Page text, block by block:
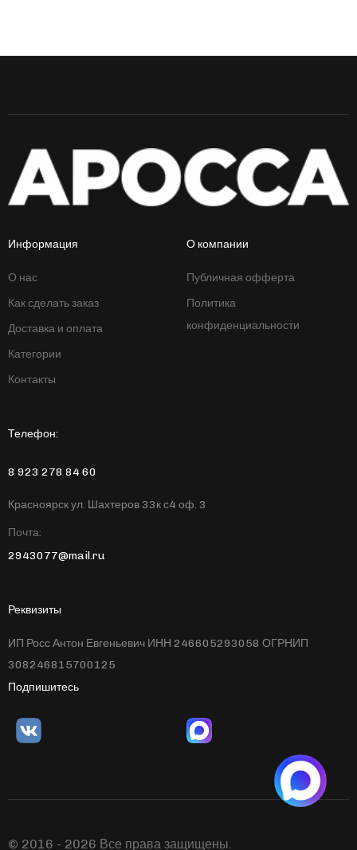
Информация
О нас
Как сделать заказ
Доставка и оплата
Категории
Контакты
О компании
Публичная офферта
Политика
конфиденциальности
Телефон:
8 923 278 84 60
Красноярск ул. Шахтеров 33к с4 оф. 3
Почта:
2943077@mail.ru
Реквизиты
ИП Росс Антон Евгеньевич ИНН 246605293058 ОГРНИП
308246815700125
Подпишитесь
© 2016 - 2026 Все права защищены.